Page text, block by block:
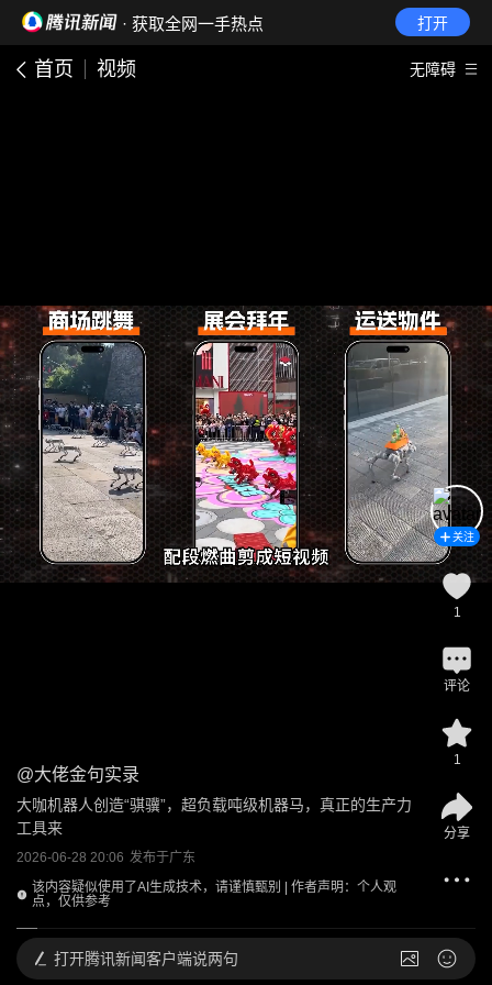
· 获取全网一手热点 打开
首页 视频 无障碍
@大佬金句实录
大咖机器人创造“骐骥”，超负载吨级机器马，真正的生产力
工具来
2026-06-28 20:06 发布于广东
该内容疑似使用了AI生成技术，请谨慎甄别 | 作者声明：个人观
点，仅供参考
关注
1
评论
1
分享
打开腾讯新闻客户端说两句